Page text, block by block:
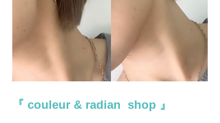
『 couleur & radian shop 』